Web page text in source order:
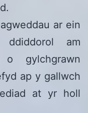
ar ein
ddiddorol am
o gylchgrawn
ap y gallwch
at yr holl